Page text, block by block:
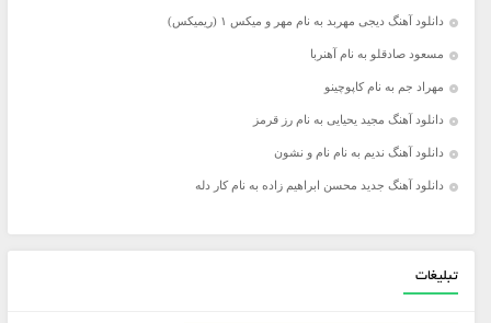
دانلود آهنگ دیجی مهربد به نام مهر و میکس ۱ (ریمیکس)
مسعود صادقلو به نام آهنربا
مهراد جم به نام کاپوچینو
دانلود آهنگ مجید یحیایی به نام رز قرمز
دانلود آهنگ ندیم به نام نام و نشون
دانلود آهنگ جدید محسن ابراهیم زاده به نام کار دله
تبلیغات